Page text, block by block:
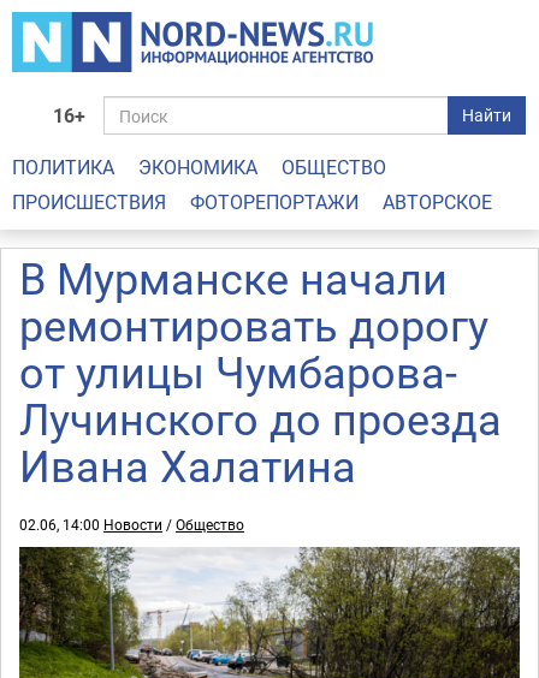
16+ Найти
ПОЛИТИКА ЭКОНОМИКА
ОБЩЕСТВО
ПРОИСШЕСТВИЯ
ФОТОРЕПОРТАЖИ АВТОРСКОЕ
В Мурманске начали
ремонтировать дорогу
от улицы Чумбарова-
Лучинского до проезда
Ивана Халатина
02.06, 14:00 Новости /Общество